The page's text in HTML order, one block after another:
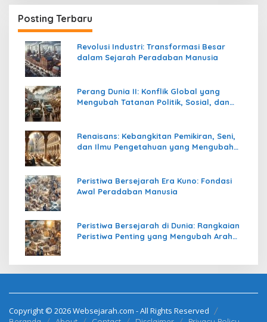
Posting Terbaru
Revolusi Industri: Transformasi Besar
dalam Sejarah Peradaban Manusia
Perang Dunia II: Konflik Global yang
Mengubah Tatanan Politik, Sosial, dan
Renaisans: Kebangkitan Pemikiran, Seni,
dan Ilmu Pengetahuan yang Mengubah
Peristiwa Bersejarah Era Kuno: Fondasi
Awal Peradaban Manusia
Peristiwa Bersejarah di Dunia: Rangkaian
Peristiwa Penting yang Mengubah Arah
Copyright © 2026 Websejarah.com - All Rights Reserved